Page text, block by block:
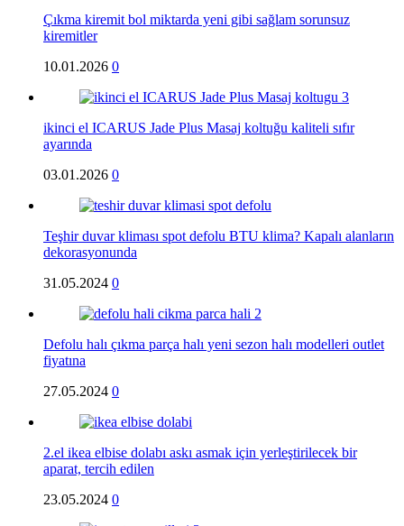
Çıkma kiremit bol miktarda yeni gibi sağlam sorunsuz
kiremitler
10.01.2026 0
ikinci el ICARUS Jade Plus Masaj koltuğu kaliteli sıfır
ayarında
03.01.2026 0
Teşhir duvar kliması spot defolu BTU klima? Kapalı alanların
dekorasyonunda
31.05.2024 0
Defolu halı çıkma parça halı yeni sezon halı modelleri outlet
fiyatına
27.05.2024 0
2.el ikea elbise dolabı askı asmak için yerleştirilecek bir
aparat, tercih edilen
23.05.2024 0